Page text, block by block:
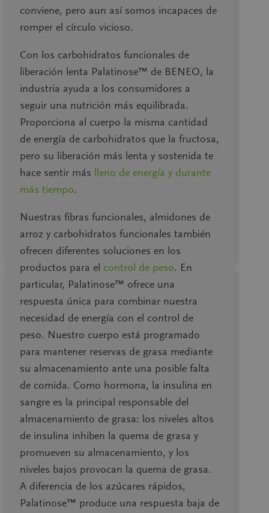
conviene, pero aun así somos incapaces de
romper el círculo vicioso.
Con los carbohidratos funcionales de
liberación lenta Palatinose™ de BENEO, la
industria ayuda a los consumidores a
seguir una nutrición más equilibrada.
Proporciona al cuerpo la misma cantidad
de energía de carbohidratos que la fructosa,
pero su liberación más lenta y sostenida te
hace sentir más
lleno de energía y durante
más tiempo.
Nuestras fibras funcionales, almidones de
arroz y carbohidratos funcionales también
ofrecen diferentes soluciones en los
productos para el control de peso. En
particular, Palatinose™ ofrece una
respuesta única para combinar nuestra
necesidad de energía con el control de
peso. Nuestro cuerpo está programado
para mantener reservas de grasa mediante
su almacenamiento ante una posible falta
de comida. Como hormona, la insulina en
sangre es la principal responsable del
almacenamiento de grasa: los niveles altos
de insulina inhiben la quema de grasa y
promueven su almacenamiento, y los
niveles bajos provocan la quema de grasa.
A diferencia de los azúcares rápidos,
Palatinose™ produce una respuesta baja de
Yogur ProCarb con
Palatinose™
Carbohidratos ambiciosos y
revolucionarios para lograr metas o
seguir avanzando. Productos
innovadores y conceptualización de
ingredientes basados en recetas y en el
conocimiento de los consumidores.
Muesli con fibras de raíz
de achicoria Orafti®
Menos azúcar, más fibra y un puñado